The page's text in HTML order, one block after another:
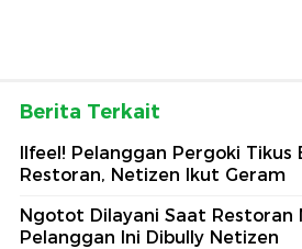
Berita Terkait
Ilfeel! Pelanggan Pergoki Tikus
Restoran, Netizen Ikut Geram
Ngotot Dilayani Saat Restoran
Pelanggan Ini Dibully Netizen